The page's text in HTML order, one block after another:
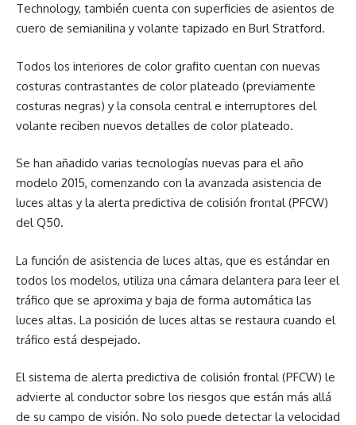
Technology, también cuenta con superficies de asientos de
cuero de semianilina y volante tapizado en Burl Stratford.
Todos los interiores de color grafito cuentan con nuevas
costuras contrastantes de color plateado (previamente
costuras negras) y la consola central e interruptores del
volante reciben nuevos detalles de color plateado.
Se han añadido varias tecnologías nuevas para el año
modelo 2015, comenzando con la avanzada asistencia de
luces altas y la alerta predictiva de colisión frontal (PFCW)
del Q50.
La función de asistencia de luces altas, que es estándar en
todos los modelos, utiliza una cámara delantera para leer el
tráfico que se aproxima y baja de forma automática las
luces altas. La posición de luces altas se restaura cuando el
tráfico está despejado.
El sistema de alerta predictiva de colisión frontal (PFCW) le
advierte al conductor sobre los riesgos que están más allá
de su campo de visión. No solo puede detectar la velocidad